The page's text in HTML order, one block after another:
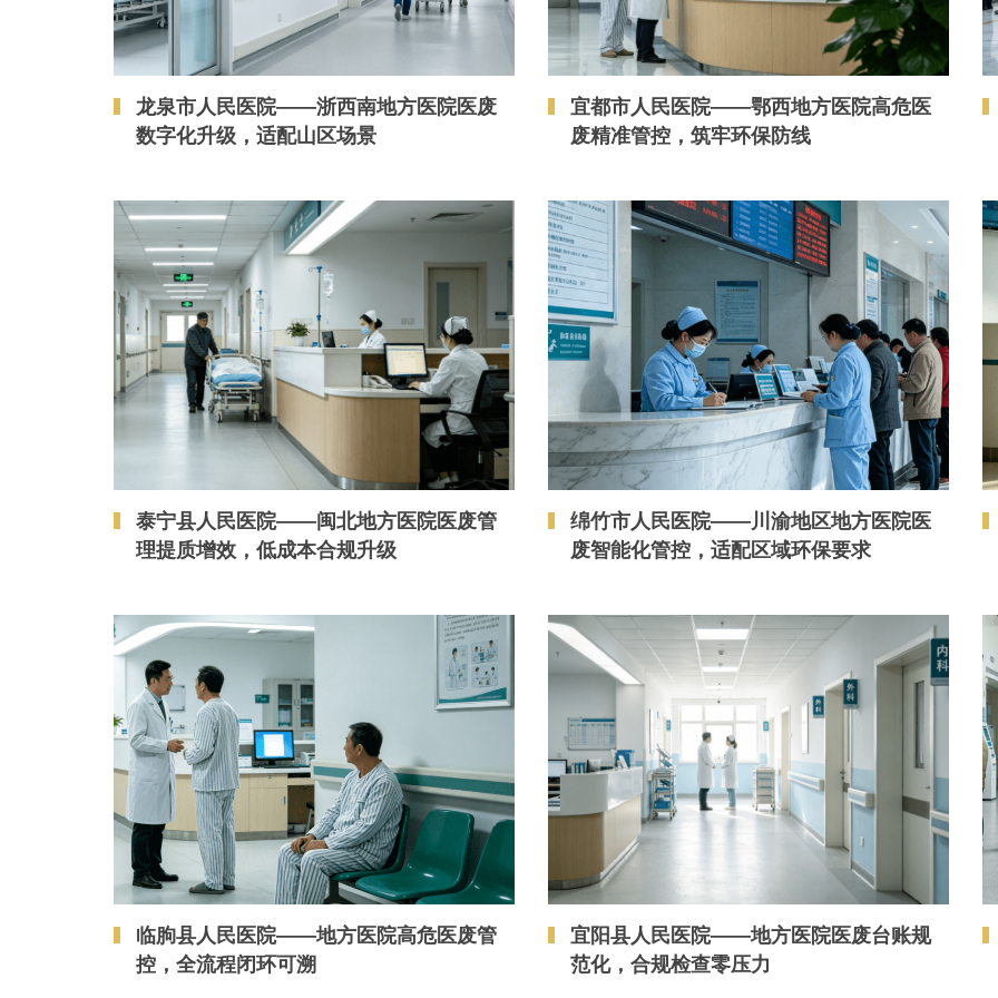
龙泉市人民医院——浙西南地方医院医废
数字化升级，适配山区场景
宜都市人民医院——鄂西地方医院高危医
废精准管控，筑牢环保防线
泰宁县人民医院——闽北地方医院医废管
理提质增效，低成本合规升级
绵竹市人民医院——川渝地区地方医院医
废智能化管控，适配区域环保要求
临朐县人民医院——地方医院高危医废管
控，全流程闭环可溯
宜阳县人民医院——地方医院医废台账规
范化，合规检查零压力